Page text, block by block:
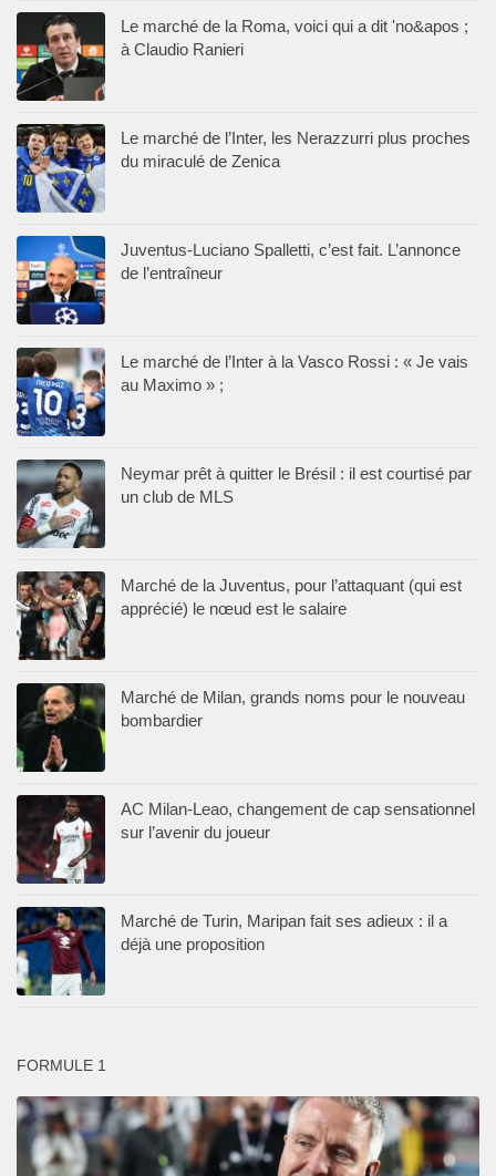
Le marché de la Roma, voici qui a dit 'no&apos ;
à Claudio Ranieri
Le marché de l’Inter, les Nerazzurri plus proches
du miraculé de Zenica
Juventus-Luciano Spalletti, c’est fait. L’annonce
de l’entraîneur
Le marché de l’Inter à la Vasco Rossi : « Je vais
au Maximo » ;
Neymar prêt à quitter le Brésil : il est courtisé par
un club de MLS
Marché de la Juventus, pour l’attaquant (qui est
apprécié) le nœud est le salaire
Marché de Milan, grands noms pour le nouveau
bombardier
AC Milan-Leao, changement de cap sensationnel
sur l’avenir du joueur
Marché de Turin, Maripan fait ses adieux : il a
déjà une proposition
FORMULE 1